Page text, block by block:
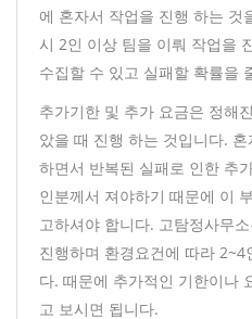
에 혼자서 작업을 진행 하는 것
시 2인 이상 팀을 이뤄 작업을
수집할 수 있고 실패할 확률을
추가기한 및 추가 요금은 정해
았을 때 진행 하는 것입니다.
하면서 반복된 실패로 인한 추
인분께서 져야하기 때문에 이
고하셔야 합니다. 고탐정사무
진행하며 환경요건에 따라
다. 때문에 추가적인 기한이나
고 보시면 됩니다.